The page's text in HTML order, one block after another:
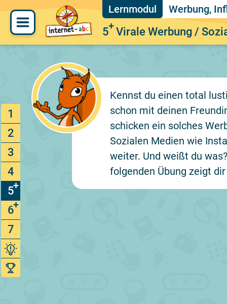
Werbung,
5 Virale Werbung /
1
2
3
4
5
6
7
Kennst du einen total
schon mit deinen
schicken ein solches
Sozialen Medien wie
weiter. Und weißt du
folgenden Übung zeigt